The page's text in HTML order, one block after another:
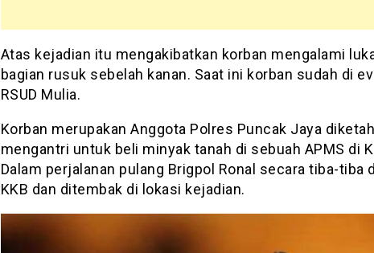
Atas kejadian itu mengakibatkan korban mengalami
bagian rusuk sebelah kanan. Saat ini korban sudah di
RSUD Mulia.
Korban merupakan Anggota Polres Puncak Jaya
mengantri untuk beli minyak tanah di sebuah APMS di
Dalam perjalanan pulang Brigpol Ronal secara tiba-tiba
KKB dan ditembak di lokasi kejadian.